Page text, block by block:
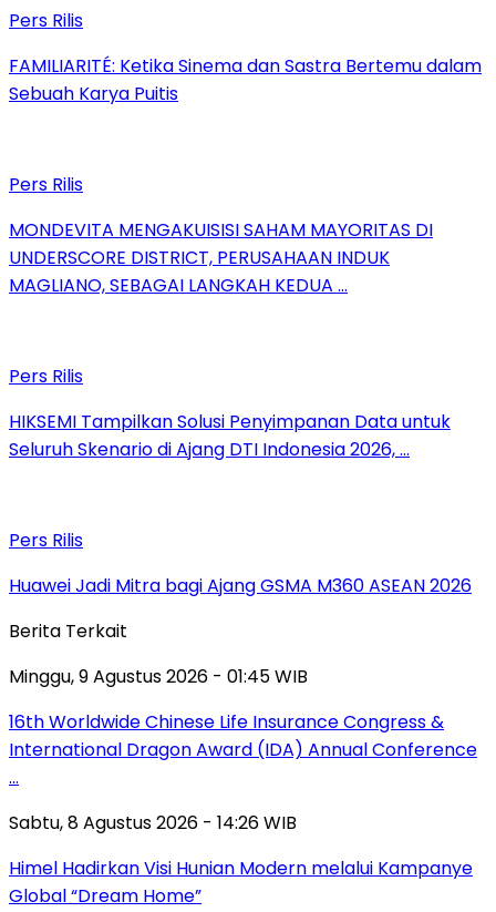
Pers Rilis
FAMILIARITÉ: Ketika Sinema dan Sastra Bertemu dalam
Sebuah Karya Puitis
Pers Rilis
MONDEVITA MENGAKUISISI SAHAM MAYORITAS DI
UNDERSCORE DISTRICT, PERUSAHAAN INDUK
MAGLIANO, SEBAGAI LANGKAH KEDUA …
Pers Rilis
HIKSEMI Tampilkan Solusi Penyimpanan Data untuk
Seluruh Skenario di Ajang DTI Indonesia 2026, …
Pers Rilis
Huawei Jadi Mitra bagi Ajang GSMA M360 ASEAN 2026
Berita Terkait
Minggu, 9 Agustus 2026 - 01:45 WIB
16th Worldwide Chinese Life Insurance Congress &
International Dragon Award (IDA) Annual Conference
…
Sabtu, 8 Agustus 2026 - 14:26 WIB
Himel Hadirkan Visi Hunian Modern melalui Kampanye
Global “Dream Home”